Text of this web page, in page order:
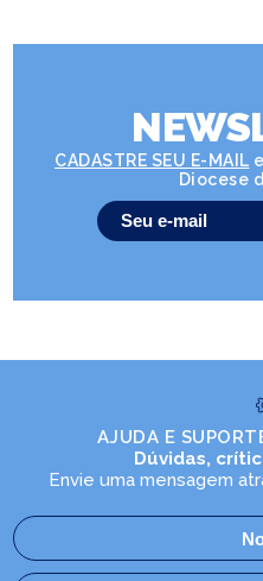
CADASTRE SEU E-MAIL
Diocese
AJUDA E
Dúvidas,
Envie uma mensagem